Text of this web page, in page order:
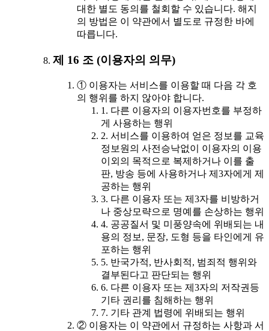
대한 별도 동의를 철회할 수 있습니다. 해지
의 방법은 이 약관에서 별도로 규정한 바에
따릅니다.
제 16 조 (이용자의 의무)
① 이용자는 서비스를 이용할 때 다음 각 호
의 행위를 하지 않아야 합니다.
1. 다른 이용자의 이용자번호를 부정하
게 사용하는 행위
2. 서비스를 이용하여 얻은 정보를 교육
정보원의 사전승낙없이 이용자의 이용
이외의 목적으로 복제하거나 이를 출
판, 방송 등에 사용하거나 제3자에게 제
공하는 행위
3. 다른 이용자 또는 제3자를 비방하거
나 중상모략으로 명예를 손상하는 행위
4. 공공질서 및 미풍양속에 위배되는 내
용의 정보, 문장, 도형 등을 타인에게 유
포하는 행위
5. 반국가적, 반사회적, 범죄적 행위와
결부된다고 판단되는 행위
6. 다른 이용자 또는 제3자의 저작권등
기타 권리를 침해하는 행위
7. 기타 관계 법령에 위배되는 행위
② 이용자는 이 약관에서 규정하는 사항과 서